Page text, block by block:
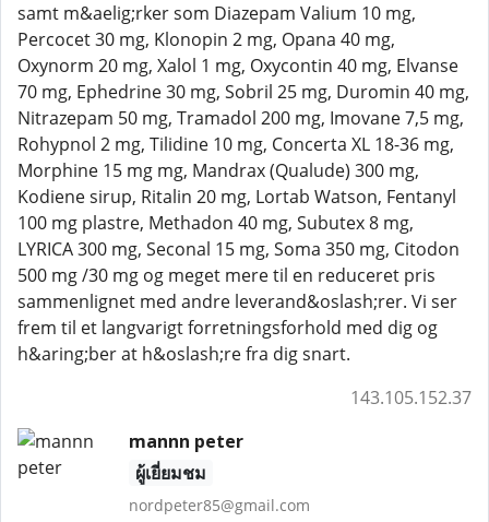
samt m&aelig;rker som Diazepam Valium 10 mg,
Percocet 30 mg, Klonopin 2 mg, Opana 40 mg,
Oxynorm 20 mg, Xalol 1 mg, Oxycontin 40 mg, Elvanse
70 mg, Ephedrine 30 mg, Sobril 25 mg, Duromin 40 mg,
Nitrazepam 50 mg, Tramadol 200 mg, Imovane 7,5 mg,
Rohypnol 2 mg, Tilidine 10 mg, Concerta XL 18-36 mg,
Morphine 15 mg mg, Mandrax (Qualude) 300 mg,
Kodiene sirup, Ritalin 20 mg, Lortab Watson, Fentanyl
100 mg plastre, Methadon 40 mg, Subutex 8 mg,
LYRICA 300 mg, Seconal 15 mg, Soma 350 mg, Citodon
500 mg /30 mg og meget mere til en reduceret pris
sammenlignet med andre leverand&oslash;rer. Vi ser
frem til et langvarigt forretningsforhold med dig og
h&aring;ber at h&oslash;re fra dig snart.
143.105.152.37
mannn peter
ผู้เยี่ยมชม
nordpeter85@gmail.com